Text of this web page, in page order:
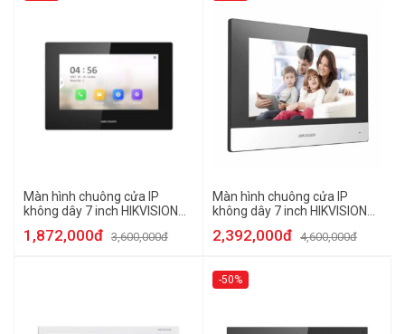
Màn hình chuông cửa IP
không dây 7 inch HIKVISION
1,872,000đ 3,600,000đ
Màn hình chuông cửa IP
không dây 7 inch HIKVISION
2,392,000đ 4,600,000đ
-50%